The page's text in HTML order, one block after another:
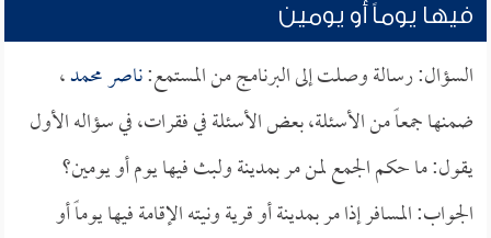
فيها يوماً أو يومين
السؤال: رسالة وصلت إلى البرنامج من المستمع:ناصر محمد،
ضمنها جمعاً من الأسئلة، بعض الأسئلة في فقرات، في سؤاله الأول
يقول: ما حكم الجمع لمن مر بمدينة ولبث فيها يوم أو يومين؟
الجواب: المسافر إذا مر بمدينة أو قرية ونيته الإقامة فيها يوماً أو